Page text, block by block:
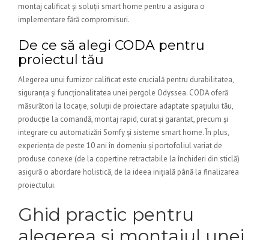
montaj calificat și soluții smart home pentru a asigura o
implementare fără compromisuri.
De ce să alegi CODA pentru
proiectul tău
Alegerea unui furnizor calificat este crucială pentru durabilitatea,
siguranța și funcționalitatea unei pergole Odyssea. CODA oferă
măsurători la locație, soluții de proiectare adaptate spațiului tău,
producție la comandă, montaj rapid, curat și garantat, precum și
integrare cu automatizări Somfy și sisteme smart home. În plus,
experiența de peste 10 ani în domeniu și portofoliul variat de
produse conexe (de la copertine retractabile la închideri din sticlă)
asigură o abordare holistică, de la ideea inițială până la finalizarea
proiectului.
Ghid practic pentru